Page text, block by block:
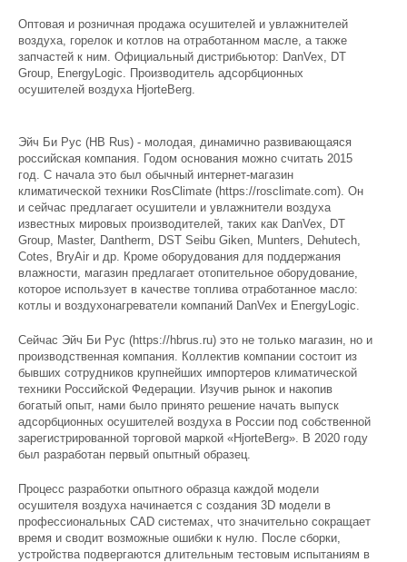
Оптовая и розничная продажа осушителей и увлажнителей
воздуха, горелок и котлов на отработанном масле, а также
запчастей к ним. Официальный дистрибьютор: DanVex, DT
Group, EnergyLogic. Производитель адсорбционных
осушителей воздуха HjorteBerg.
Эйч Би Рус (HB Rus) - молодая, динамично развивающаяся
российская компания. Годом основания можно считать 2015
год. С начала это был обычный интернет-магазин
климатической техники RosClimate (https://rosclimate.com). Он
и сейчас предлагает осушители и увлажнители воздуха
известных мировых производителей, таких как DanVex, DT
Group, Master, Dantherm, DST Seibu Giken, Munters, Dehutech,
Cotes, BryAir и др. Кроме оборудования для поддержания
влажности, магазин предлагает отопительное оборудование,
которое использует в качестве топлива отработанное масло:
котлы и воздухонагреватели компаний DanVex и EnergyLogic.
Сейчас Эйч Би Рус (https://hbrus.ru) это не только магазин, но и
производственная компания. Коллектив компании состоит из
бывших сотрудников крупнейших импортеров климатической
техники Российской Федерации. Изучив рынок и накопив
богатый опыт, нами было принято решение начать выпуск
адсорбционных осушителей воздуха в России под собственной
зарегистрированной торговой маркой «HjorteBerg». В 2020 году
был разработан первый опытный образец.
Процесс разработки опытного образца каждой модели
осушителя воздуха начинается с создания 3D модели в
профессиональных CAD системах, что значительно сокращает
время и сводит возможные ошибки к нулю. После сборки,
устройства подвергаются длительным тестовым испытаниям в